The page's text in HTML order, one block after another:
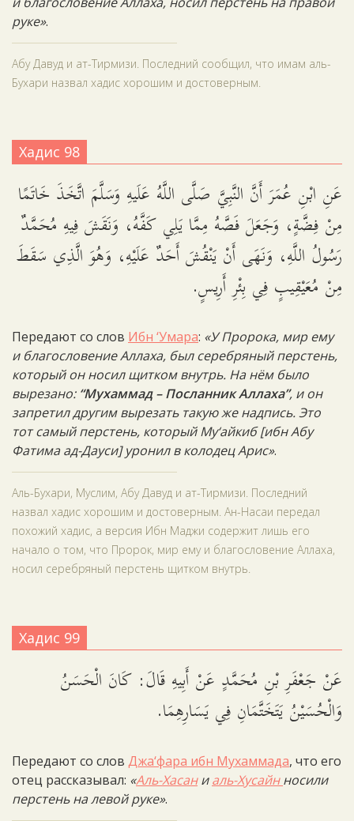
руке».
Абу Давуд и ат-Тирмизи. Последний сообщил, что имам аль-
Бухари назвал хадис хорошим и достоверным.
Хадис 98
عَنِ ابْنِ عُمَرَ أَنَّ النَّبِيَّ صَلَّى اللَّهُ عَلَيهِ وَسَلَّمَ اتَّخَذَ خَاتَمًا
مِنْ فِضَّةٍ، وَجَعَلَ فَصَّهُ مِمَّا يَلِي كَفَّهُ، وَنَقَشَ فِيهِ مُحَمَّدٌ
رَسُولُ اللَّهِ، وَنَهَى أَنْ يَنْقُشَ أَحَدٌ عَلَيْهِ، وَهُوَ الَّذِي سَقَطَ
مِنْ مُعَيْقِيبٍ فِي بِئْرِ أَرِيسٍ.
Передают со слов Ибн ‘Умара: «У Пророка, мир ему
и благословение Аллаха, был серебряный перстень,
который он носил щитком внутрь. На нём было
вырезано: “Мухаммад – Посланник Аллаха”, и он
запретил другим вырезать такую же надпись. Это
тот самый перстень, который Му‘айкиб [ибн Абу
Фатима ад-Дауси] уронил в колодец Арис».
Аль-Бухари, Муслим, Абу Давуд и ат-Тирмизи. Последний
назвал хадис хорошим и достоверным. Ан-Насаи передал
похожий хадис, а версия Ибн Маджи содержит лишь его
начало о том, что Пророк, мир ему и благословение Аллаха,
носил серебряный перстень щитком внутрь.
Хадис 99
عَنْ جَعْفَرِ بْنِ مُحَمَّدٍ عَنْ أَبِيهِ قَالَ: كَانَ الْحَسَنُ
وَالْحُسَيْنُ يَتَخَتَّمَانِ فِي يَسَارِهِمَا.
Передают со слов Джа‘фара ибн Мухаммада, что его
отец рассказывал: «Аль-Хасаниаль-Хусайнносили
перстень на левой руке».